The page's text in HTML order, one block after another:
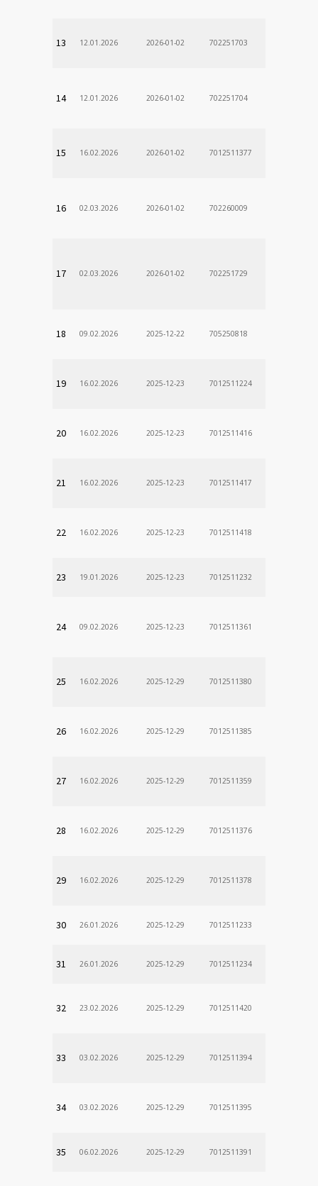
13 12.01.2026 2026-01-02 702251703
14 12.01.2026 2026-01-02 702251704
15 16.02.2026 2026-01-02 7012511377
16 02.03.2026 2026-01-02 702260009
17 02.03.2026 2026-01-02 702251729
18 09.02.2026 2025-12-22 705250818
19 16.02.2026 2025-12-23 7012511224
20 16.02.2026 2025-12-23 7012511416
21 16.02.2026 2025-12-23 7012511417
22 16.02.2026 2025-12-23 7012511418
23 19.01.2026 2025-12-23 7012511232
24 09.02.2026 2025-12-23 7012511361
25 16.02.2026 2025-12-29 7012511380
26 16.02.2026 2025-12-29 7012511385
27 16.02.2026 2025-12-29 7012511359
28 16.02.2026 2025-12-29 7012511376
29 16.02.2026 2025-12-29 7012511378
30 26.01.2026 2025-12-29 7012511233
31 26.01.2026 2025-12-29 7012511234
32 23.02.2026 2025-12-29 7012511420
33 03.02.2026 2025-12-29 7012511394
34 03.02.2026 2025-12-29 7012511395
35 06.02.2026 2025-12-29 7012511391